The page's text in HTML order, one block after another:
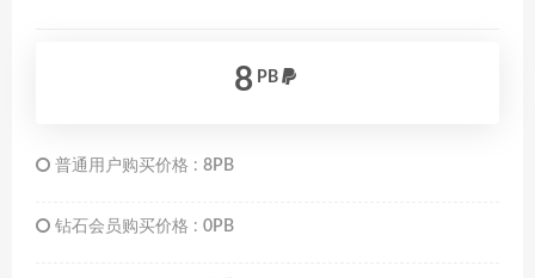
8 PB
普通用户购买价格 : 8PB
钻石会员购买价格 : 0PB